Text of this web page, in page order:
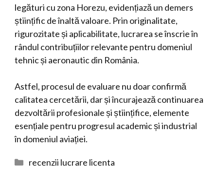
legături cu zona Horezu, evidențiază un demers
științific de înaltă valoare. Prin originalitate,
rigurozitate și aplicabilitate, lucrarea se înscrie în
rândul contribuțiilor relevante pentru domeniul
tehnic și aeronautic din România.
Astfel, procesul de evaluare nu doar confirmă
calitatea cercetării, dar și încurajează continuarea
dezvoltării profesionale și științifice, elemente
esențiale pentru progresul academic și industrial
în domeniul aviației.
Categorii
recenzii lucrare licenta